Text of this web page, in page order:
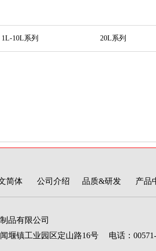
1L-10L系列 20L系列
简体 公司介绍 品质&研发 产品
品有限公司
堰镇工业园区定山路16号 电话：